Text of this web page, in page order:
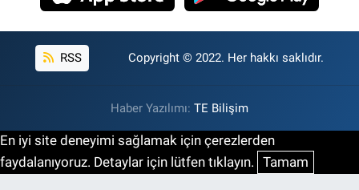
RSS Copyright © 2022. Her hakkı saklıdır.
Haber Yazılımı: TE Bilişim
En iyi site deneyimi sağlamak için çerezlerden
faydalanıyoruz. Detaylar için lütfen tıklayın. Tamam